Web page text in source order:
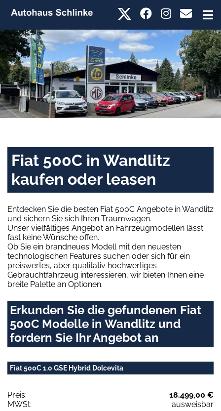
Fiat 500C in Wandlitz
kaufen oder leasen
Entdecken Sie die besten Fiat 500C Angebote in Wandlitz
und sichern Sie sich Ihren Traumwagen.
Unser vielfältiges Angebot an Fahrzeugmodellen lässt
fast keine Wünsche offen.
Ob Sie ein brandneues Modell mit den neuesten
technologischen Features suchen oder sich für ein
preiswertes, aber qualitativ hochwertiges
Gebrauchtfahrzeug interessieren, wir bieten Ihnen eine
breite Palette an Optionen.
Erkunden Sie die gefundenen Fiat
500C Modelle in Wandlitz und
fordern Sie Ihr Angebot an
Fiat 500C 1.0 GSE Hybrid Dolcevita
Preis:
18.499,00 €
MWSt:
ausweisbar